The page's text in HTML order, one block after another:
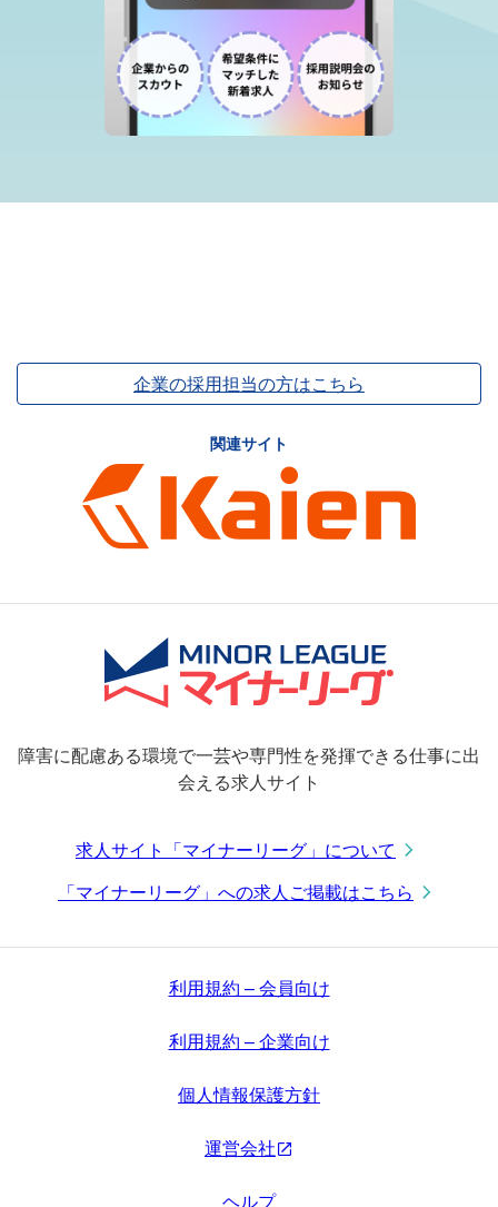
企業の採用担当の方はこちら
関連サイト
障害に配慮ある環境で一芸や専門性を発揮できる仕事に出
会える求人サイト
求人サイト「マイナーリーグ」について
「マイナーリーグ」への求人ご掲載はこちら
利用規約 – 会員向け
利用規約 – 企業向け
個人情報保護方針
運営会社
ヘルプ